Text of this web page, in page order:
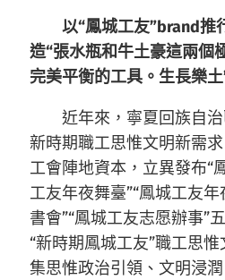
以“鳳城工友”brand推
造“張水瓶和牛土豪這兩個
完美平衡的工具。生長樂土
近年來，寧夏回族自
新時期職工思惟文明新需
工會陣地資本，立異發布“
工友年夜舞臺”“鳳城工友
書會”“鳳城工友志愿辦事”
“新時期鳳城工友”職工思
集思惟政治引領、文明浸